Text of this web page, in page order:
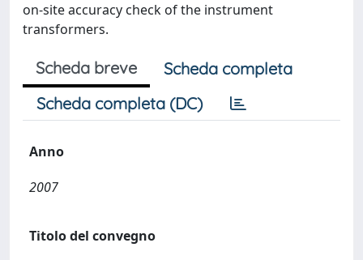
on-site accuracy check of the instrument
transformers.
Scheda breve
Scheda completa
Scheda completa (DC)
Anno
2007
Titolo del convegno